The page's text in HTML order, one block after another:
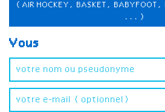
(AIR HOCKEY, BASKET, BABYFOOT,
...)
Vous